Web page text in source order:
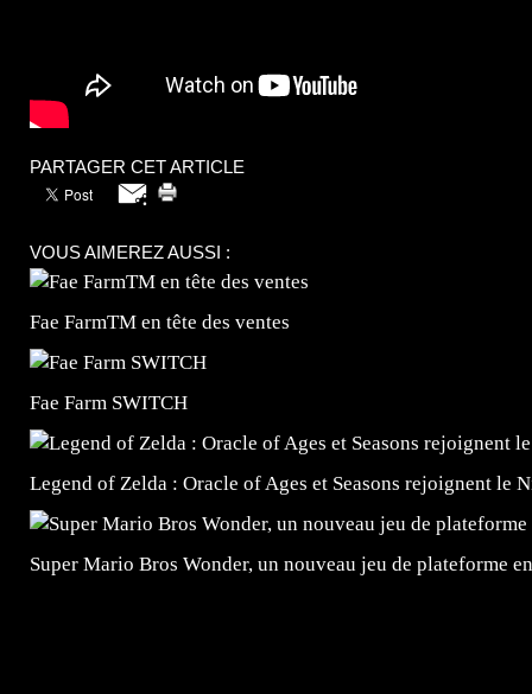
PARTAGER CET ARTICLE
VOUS AIMEREZ AUSSI :
Fae FarmTM en tête des ventes
Fae Farm SWITCH
Legend of Zelda : Oracle of Ages et Seasons rejoignent le
Super Mario Bros Wonder, un nouveau jeu de plateforme